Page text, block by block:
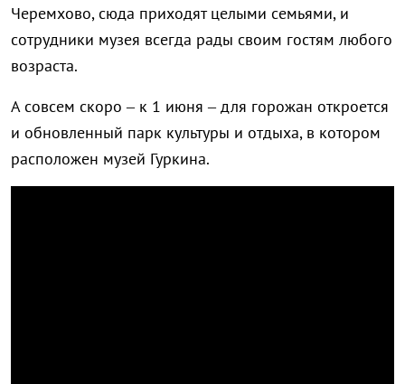
Черемхово, сюда приходят целыми семьями, и
сотрудники музея всегда рады своим гостям любого
возраста.
А совсем скоро – к 1 июня – для горожан откроется
и обновленный парк культуры и отдыха, в котором
расположен музей Гуркина.